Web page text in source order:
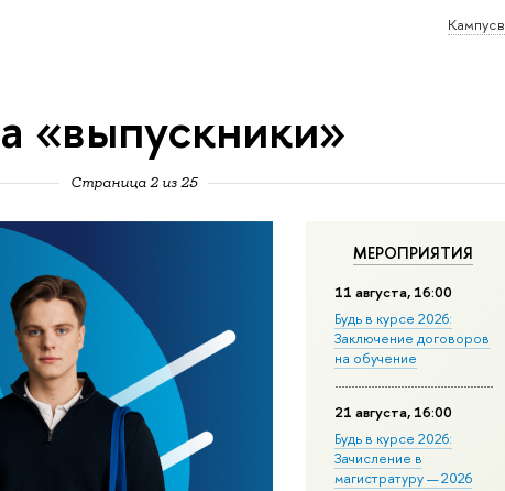
Кампус в
«выпускники»
Страница 2 из 25
МЕРОПРИЯТИЯ
11 августа, 16:00
Будь в курсе 2026:
Заключение договоров
на обучение
21 августа, 16:00
Будь в курсе 2026:
Зачисление в
магистратуру — 2026